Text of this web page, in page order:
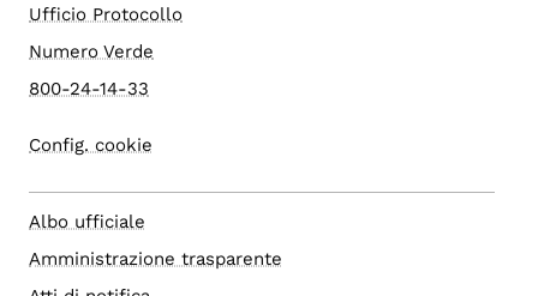
Ufficio Protocollo
Numero Verde
800-24-14-33
Config. cookie
Albo ufficiale
Amministrazione trasparente